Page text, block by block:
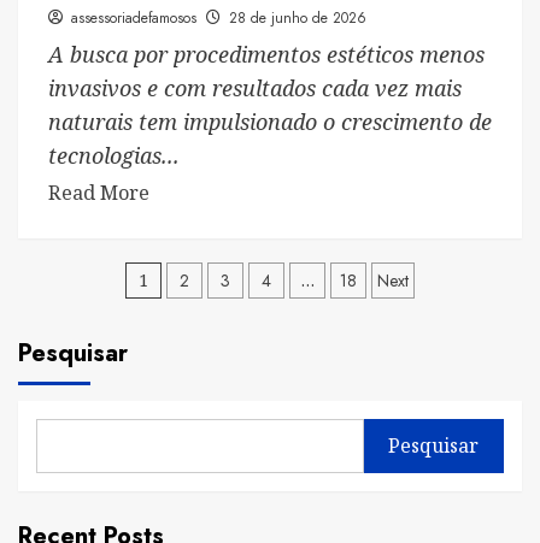
assessoriadefamosos 28 de junho de 2026
A busca por procedimentos estéticos menos
invasivos e com resultados cada vez mais
naturais tem impulsionado o crescimento de
tecnologias...
Read More
com
Paginação
1 2 3 4 … 18 Next
Pesquisar
Pesquisar
Recent Posts